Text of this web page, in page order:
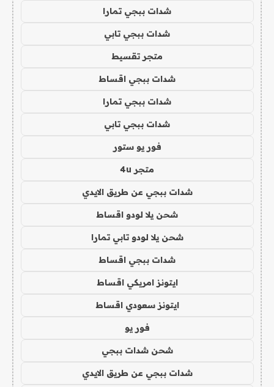
شدات ببجي تمارا
شدات ببجي تابي
متجر تقسيط
شدات ببجي اقساط
شدات ببجي تمارا
شدات ببجي تابي
فور يو ستور
متجر 4u
شدات ببجي عن طريق الايدي
شحن يلا لودو اقساط
شحن يلا لودو تابي تمارا
شدات ببجي اقساط
ايتونز امريكي اقساط
ايتونز سعودي اقساط
فور يو
شحن شدات ببجي
شدات ببجي عن طريق الايدي